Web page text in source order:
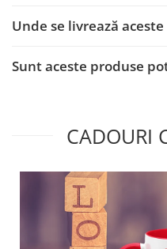
Unde se livrează
Sunt aceste produse
CADOURI